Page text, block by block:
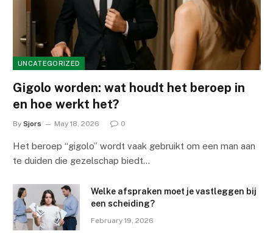
UNCATEGORIZED
Gigolo worden: wat houdt het beroep in
en hoe werkt het?
By Sjors May 18, 2026 0
Het beroep “gigolo” wordt vaak gebruikt om een man aan
te duiden die gezelschap biedt…
Welke afspraken moet je vastleggen bij
een scheiding?
February 19, 2026